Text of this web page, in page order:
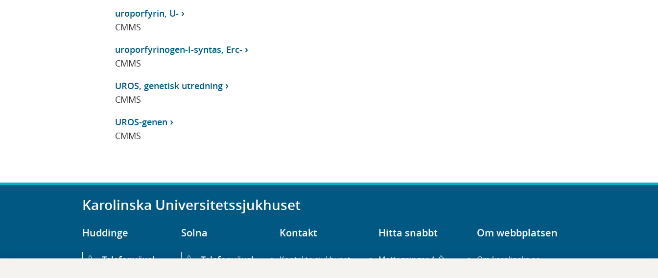
uroporfyrin, U-
CMMS
uroporfyrinogen-I-syntas, Erc-
CMMS
UROS, genetisk utredning
CMMS
UROS-genen
CMMS
Karolinska Universitetssjukhuset
Huddinge
Telefonväxel
Solna
Telefonväxel
Kontakt
Kontakta sjukhuset
Hitta snabbt
Mottagningar A-Ö
Om webbplatsen
Om karolinska.se